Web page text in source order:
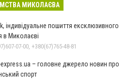
МИКОЛАЄВА
індивідуальне пошиття ексклюзивного
в Миколаєві
07-00, +380(67)765-48-81
– головне джерело новин про
спорт